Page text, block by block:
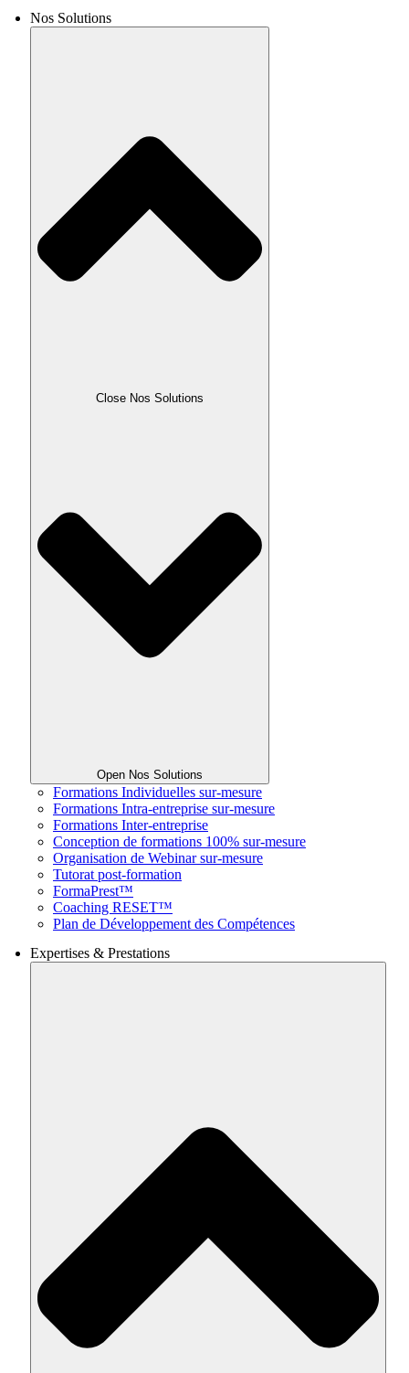
Nos Solutions
Close Nos Solutions
Open Nos Solutions
Formations Individuelles sur-mesure
Formations Intra-entreprise sur-mesure
Formations Inter-entreprise
Conception de formations 100% sur-mesure
Organisation de Webinar sur-mesure
Tutorat post-formation
FormaPrest™
Coaching RESET™
Plan de Développement des Compétences
Expertises & Prestations